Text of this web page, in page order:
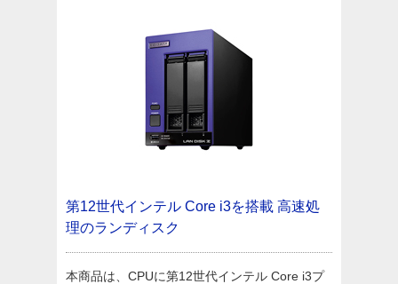
第12世代インテル Core i3を搭載 高速処
理のランディスク
本商品は、CPUに第12世代インテル Core i3プ